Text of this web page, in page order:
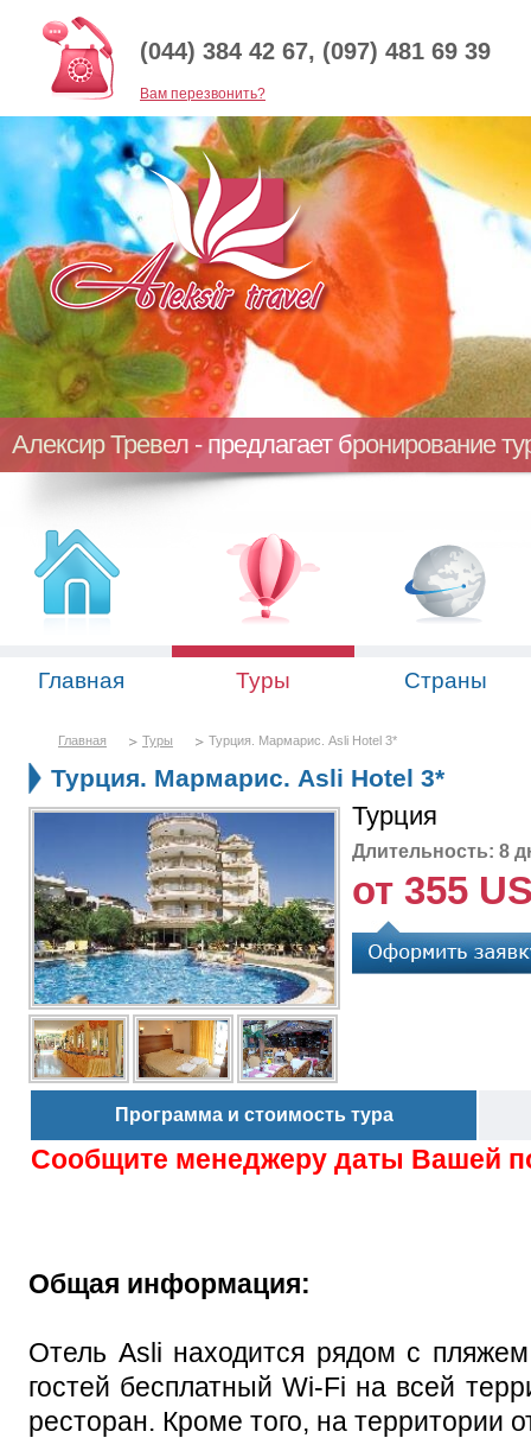
(044) 384 42 67, (097) 481 69 39
Baм перезвонить?
Алексир Тревел - предлагает бронирование
Главная Туры Страны
Главная Туры Турция. Мармарис. Asli Hotel 3*
Турция. Мармарис. Asli Hotel 3*
Турция
Длительность: 8
от 355
Программа и стоимость тура
Сообщите менеджеру даты Вашей
Общая информация:
Отель Asli находится рядом с
гостей бесплатный Wi-Fi на всей
ресторан. Кроме того, на территории